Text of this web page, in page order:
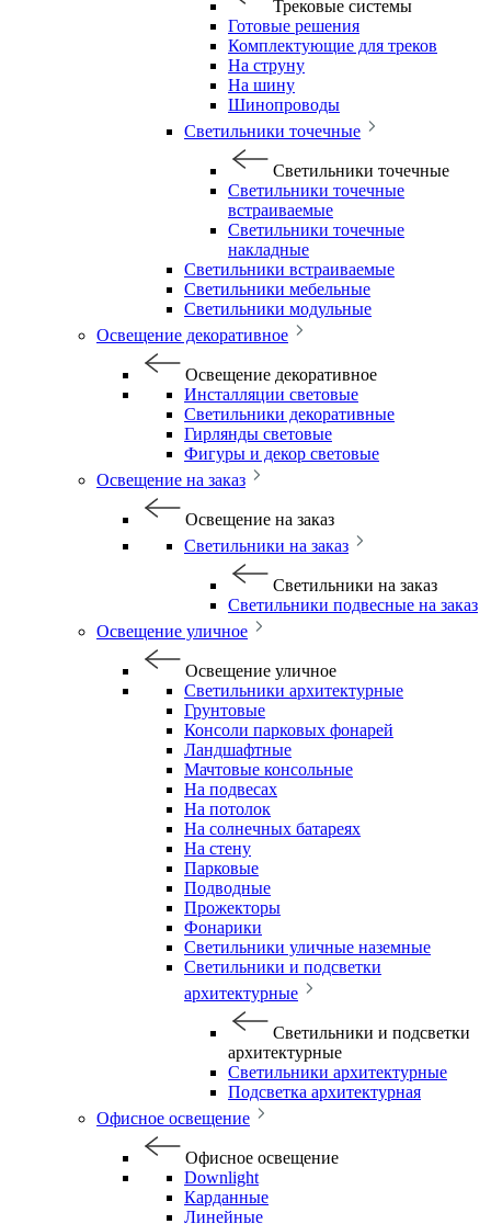
Трековые системы
Готовые решения
Комплектующие для треков
На струну
На шину
Шинопроводы
Светильники точечные
Светильники точечные
Светильники точечные
встраиваемые
Светильники точечные
накладные
Светильники встраиваемые
Светильники мебельные
Светильники модульные
Освещение декоративное
Освещение декоративное
Инсталляции световые
Светильники декоративные
Гирлянды световые
Фигуры и декор световые
Освещение на заказ
Освещение на заказ
Светильники на заказ
Светильники на заказ
Светильники подвесные на заказ
Освещение уличное
Освещение уличное
Светильники архитектурные
Грунтовые
Консоли парковых фонарей
Ландшафтные
Мачтовые консольные
На подвесах
На потолок
На солнечных батареях
На стену
Парковые
Подводные
Прожекторы
Фонарики
Светильники уличные наземные
Светильники и подсветки
архитектурные
Светильники и подсветки
архитектурные
Светильники архитектурные
Подсветка архитектурная
Офисное освещение
Офисное освещение
Downlight
Карданные
Линейные